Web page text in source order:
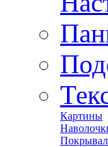
Картины